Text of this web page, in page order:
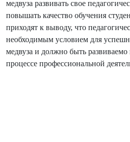
медвуза развивать свое
повышать качество обучения
приходят к выводу, что
необходимым условием для
медвуза и должно быть
процессе профессиональной